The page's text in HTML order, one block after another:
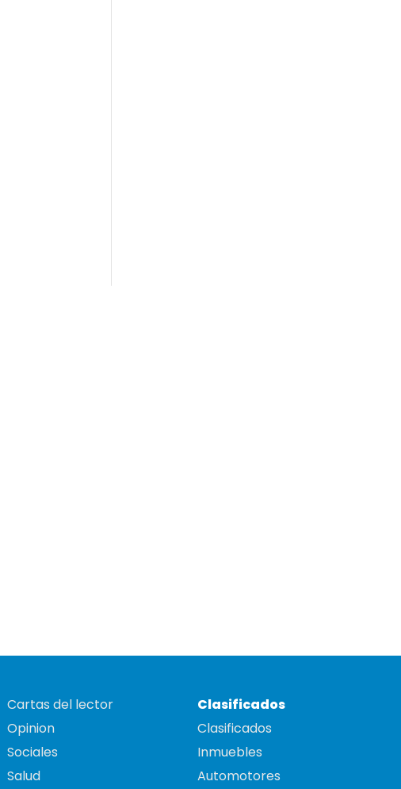
Cartas del lector
Opinion
Sociales
Salud
Clasificados
Clasificados
Inmuebles
Automotores